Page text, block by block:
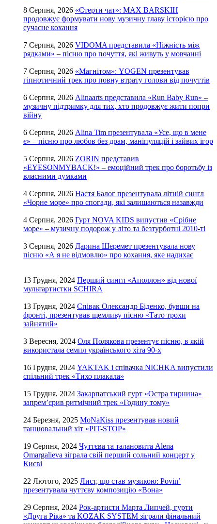
8 Серпня, 2026 «Стерти чат»: MAX BARSKIH
продовжує формувати нову музичну главу історією про
сучасне кохання
7 Серпня, 2026 VIDOMA представила «Ніжність між
рядками» – пісню про почуття, які живуть у мовчанні
7 Серпня, 2026 «Магнітом»: YOGEN презентував
гіпнотичний трек про повну втрату голови від почуттів
6 Серпня, 2026 Alinaarts представила «Run Baby Run» –
музичну підтримку для тих, хто продовжує жити попри
війну
6 Серпня, 2026 Alina Tim презентувала «Усе, що в мене
є» – пісню про любов без драм, маніпуляцій і зайвих ігор
5 Серпня, 2026 ZORIN представив
«EYESONMYBACK!» – емоційний трек про боротьбу із
власними думками
4 Серпня, 2026 Настя Балог презентувала літній сингл
«Чорне море» про спогади, які залишаються назавжди
4 Серпня, 2026 Гурт NOVA KIDS випустив «Срібне
море» – музичну подорож у літо та безтурботні 2010-ті
3 Серпня, 2026 Дарина Шеремет презентувала нову
пісню «А я не відмовлю» про кохання, яке надихає
13 Грудня, 2024 Перший сингл «Аполлон» від нової
мультартистки SCHIRA
13 Грудня, 2024 Співак Олександр Біденко, бувши на
фронті, презентував щемливу пісню «Тато трохи
зайнятий»
3 Вересня, 2024 Оля Полякова презентує пісню, в якій
використала семпл українського хіта 90-х
16 Грудня, 2024 YAKTAK і співачка NICHKA випустили
спільний трек «Тихо плакала»
15 Грудня, 2024 Закарпатський гурт «Остра тирнина»
запрем’єрив ритмічний трек «Годину тому»
24 Березня, 2025 MoNaKiss презентував новий
танцювальний хіт «PIT-STOP»
19 Серпня, 2024 Чуттєва та талановита Alena
Omargalieva зіграла свій перший сольний концерт у
Києві
22 Лютого, 2025 Лист, що став музикою: Povin’
презентувала чуттєву композицію «Вона»
29 Серпня, 2024 Рок-артисти Марта Липчей, гурти
«Друга Ріка» та KOZAK SYSTEM зіграли фінальний